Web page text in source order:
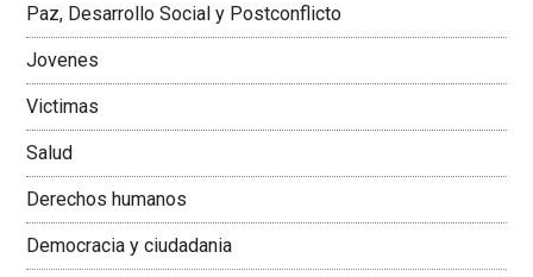
Paz, Desarrollo Social y Postconflicto
Jovenes
Victimas
Salud
Derechos humanos
Democracia y ciudadania